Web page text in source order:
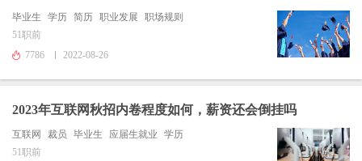
毕业生 学历 简历 职业发展
职场规则
51职前
7786
2022-08-26
2023年互联网秋招内卷程度如何，薪资还会倒挂吗
互联网 裁员 毕业生 应届生就业
学历
51职前